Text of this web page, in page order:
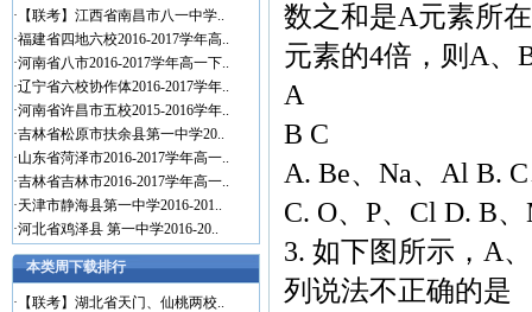
· 【联考】江西省南昌市八一中学..
·福建省四地六校2016-2017学年高..
·河南省八市2016-2017学年高一下..
·辽宁省六校协作体2016-2017学年..
·河南省许昌市五校2015-2016学年..
·吉林省松原市扶余县第一中学20..
·山东省菏泽市2016-2017学年高一..
·吉林省吉林市2016-2017学年高一..
·天津市静海县第一中学2016-201..
·河北省鸡泽县 第一中学2016-20..
本类周下载排行
· 【联考】湖北省天门、仙桃两校..
数之和是A元素所
元素的4倍，则A、
A
B C
A. Be、Na、Al B.
C. O、P、Cl D. B
3. 如下图所示，A
列说法不正确的是